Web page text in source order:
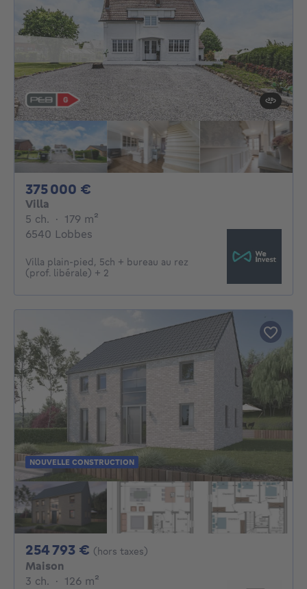
375 000 €
Villa
5 ch. 5 chambres
· 179 m²
6540 Lobbes
Villa plain-pied, 5ch + bureau au rez
(prof. libérale) + 2
NOUVELLE CONSTRUCTION
254 793 € 254793€
(hors taxes)
Maison
3 ch. 3 chambres
· 126 m²